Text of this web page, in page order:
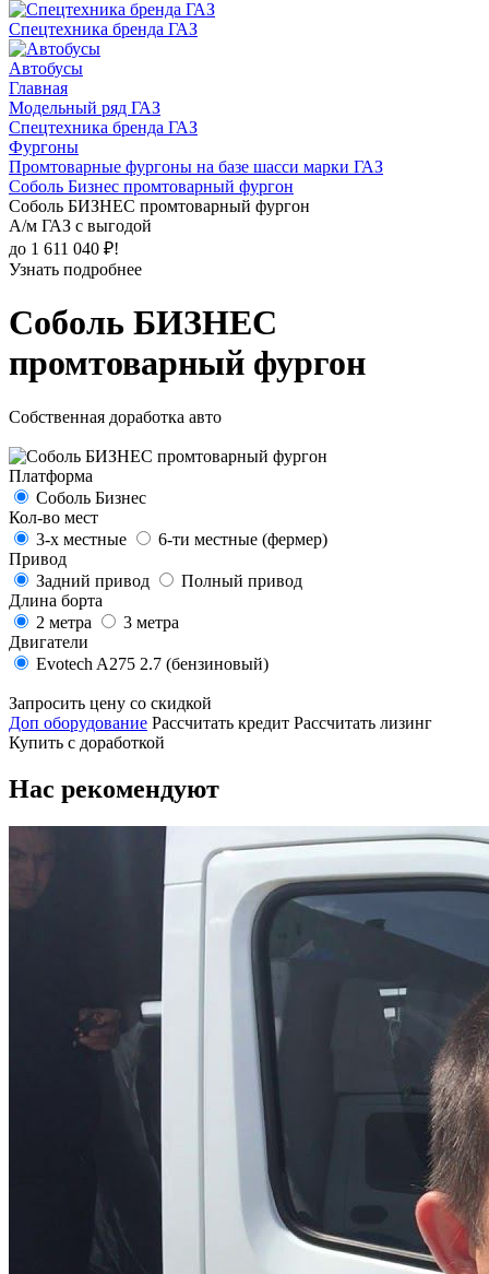
Спецтехника бренда ГАЗ
Автобусы
Главная
Модельный ряд ГАЗ
Спецтехника бренда ГАЗ
Фургоны
Промтоварные фургоны на базе шасси марки ГАЗ
Соболь Бизнес промтоварный фургон
Соболь БИЗНЕС промтоварный фургон
А/м ГАЗ с выгодой
до 1 611 040 ₽!
Узнать подробнее
Соболь БИЗНЕС
промтоварный фургон
Собственная доработка авто
Платформа
Соболь Бизнес
Кол-во мест
3-х местные
6-ти местные (фермер)
Привод
Задний привод
Полный привод
Длина борта
2 метра
3 метра
Двигатели
Evotech A275 2.7 (бензиновый)
Запросить цену со скидкой
Доп оборудование Рассчитать кредит Рассчитать лизинг
Купить с доработкой
Нас рекомендуют